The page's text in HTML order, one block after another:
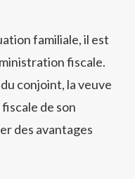
familiale, il est
fiscale.
conjoint, la veuve
de son
des avantages